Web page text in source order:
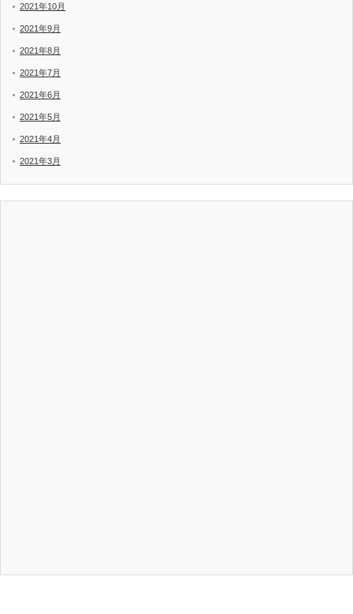
2021年10月
2021年9月
2021年8月
2021年7月
2021年6月
2021年5月
2021年4月
2021年3月